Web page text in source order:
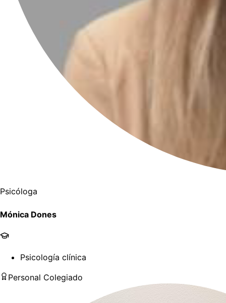
Psicóloga
Mónica Dones
Psicología clínica
Personal Colegiado